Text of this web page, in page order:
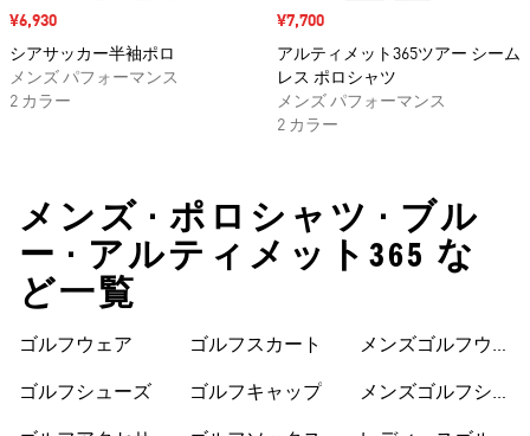
セール価格
¥6,930
シアサッカー半袖ポロ
メンズ パフォーマンス
2 カラー
セール価格
¥7,700
アルティメット365ツアー シーム
レス ポロシャツ
メンズ パフォーマンス
2 カラー
メンズ • ポロシャツ • ブル
ー • アルティメット365 な
ど一覧
ゴルフウェア
ゴルフシューズ
ゴルフスカート
ゴルフキャップ
メンズゴルフウェ
メンズゴルフシュ